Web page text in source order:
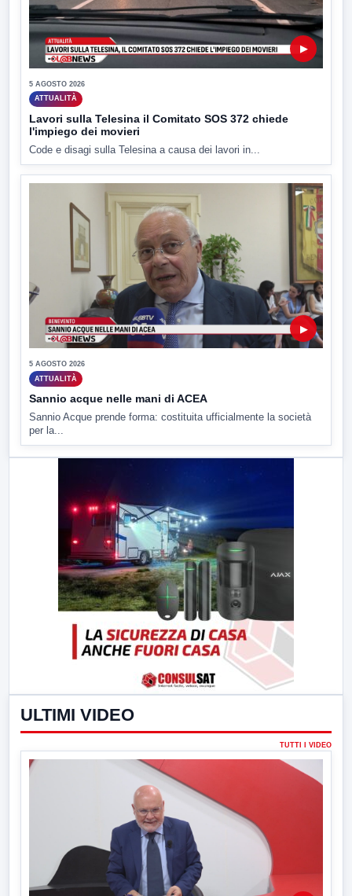
▶
5 AGOSTO 2026
ATTUALITÀ
Lavori sulla Telesina il Comitato SOS 372 chiede
l'impiego dei movieri
Code e disagi sulla Telesina a causa dei lavori in...
▶
5 AGOSTO 2026
ATTUALITÀ
Sannio acque nelle mani di ACEA
Sannio Acque prende forma: costituita ufficialmente la società
per la...
ULTIMI VIDEO
TUTTI I VIDEO